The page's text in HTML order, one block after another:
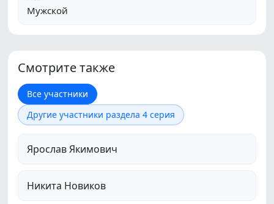
Мужской
Смотрите также
Все участники
Другие участники раздела 4 серия
Ярослав Якимович
Никита Новиков